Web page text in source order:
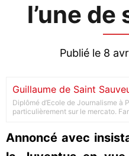
l’une de
Publié le 8
Guillaume de Saint
Diplômé d’Ecole de Journalisme à
particulièrement sur le mercato.
Annoncé avec